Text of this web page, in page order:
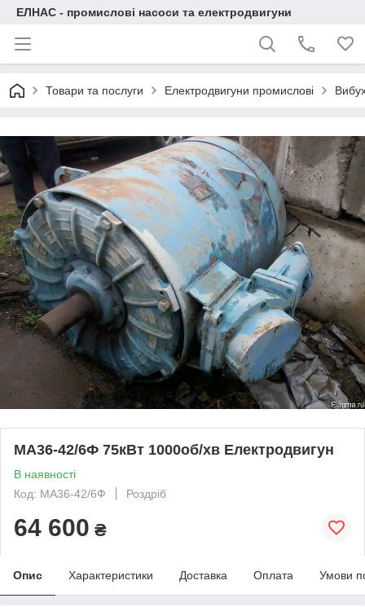
ЕЛНАС - промислові насоси та електродвигуни
Товари та послуги Електродвигуни промислові
МА36-42/6Ф 75кВт 1000об/хв Електродвигун
В наявності
Код: МА36-42/6Ф
Роздріб
64 600 ₴
Опис Характеристики Доставка Оплата Умови